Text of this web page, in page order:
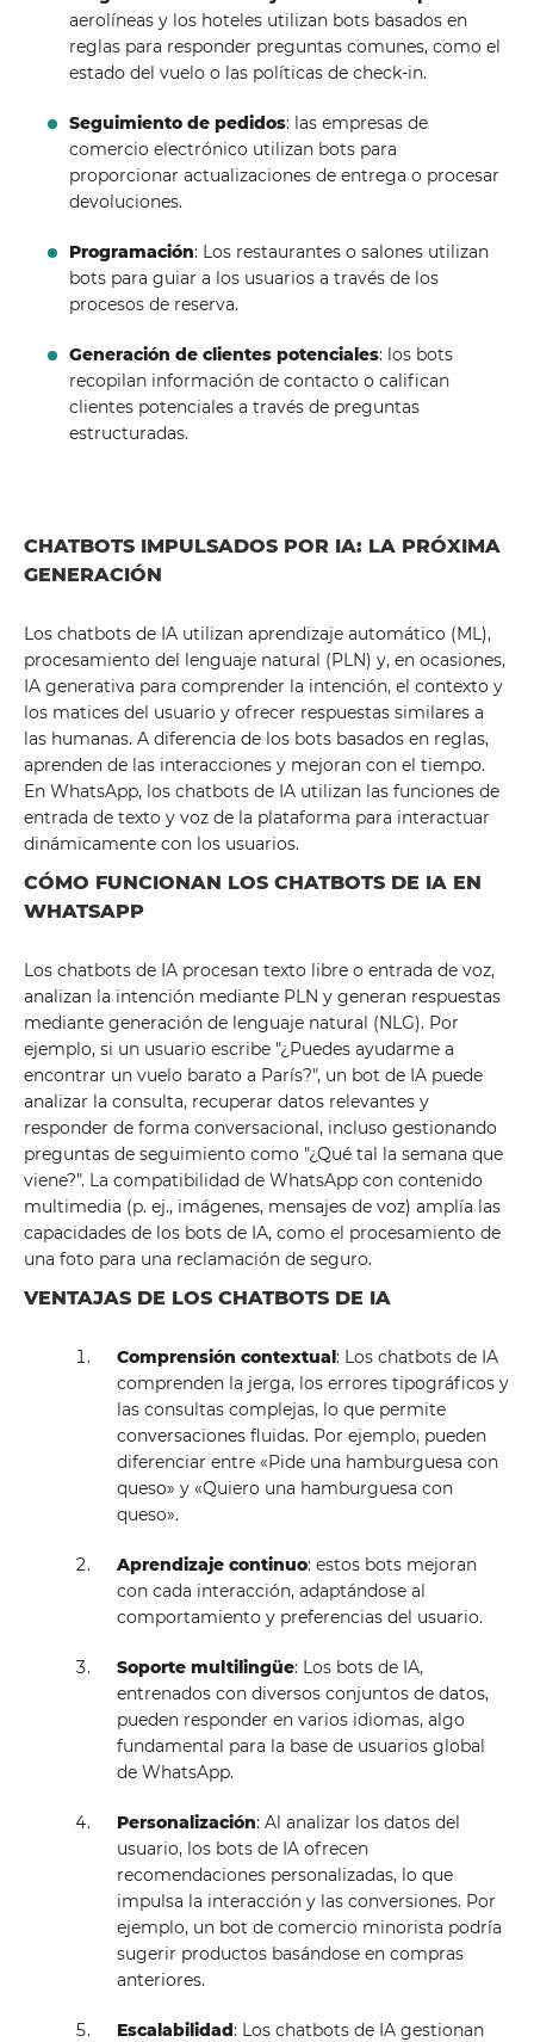
aerolíneas y los hoteles utilizan bots basados ​​en
reglas para responder preguntas comunes, como el
estado del vuelo o las políticas de check-in.
Seguimiento de pedidos: las empresas de
comercio electrónico utilizan bots para
proporcionar actualizaciones de entrega o procesar
devoluciones.
Programación: Los restaurantes o salones utilizan
bots para guiar a los usuarios a través de los
procesos de reserva.
Generación de clientes potenciales: los bots
recopilan información de contacto o califican
clientes potenciales a través de preguntas
estructuradas.
CHATBOTS IMPULSADOS ​​POR IA: LA PRÓXIMA
GENERACIÓN
Los chatbots de IA utilizan aprendizaje automático (ML),
procesamiento del lenguaje natural (PLN) y, en ocasiones,
IA generativa para comprender la intención, el contexto y
los matices del usuario y ofrecer respuestas similares a
las humanas. A diferencia de los bots basados ​​en reglas,
aprenden de las interacciones y mejoran con el tiempo.
En WhatsApp, los chatbots de IA utilizan las funciones de
entrada de texto y voz de la plataforma para interactuar
dinámicamente con los usuarios.
CÓMO FUNCIONAN LOS CHATBOTS DE IA EN
WHATSAPP
Los chatbots de IA procesan texto libre o entrada de voz,
analizan la intención mediante PLN y generan respuestas
mediante generación de lenguaje natural (NLG). Por
ejemplo, si un usuario escribe "¿Puedes ayudarme a
encontrar un vuelo barato a París?", un bot de IA puede
analizar la consulta, recuperar datos relevantes y
responder de forma conversacional, incluso gestionando
preguntas de seguimiento como "¿Qué tal la semana que
viene?". La compatibilidad de WhatsApp con contenido
multimedia (p. ej., imágenes, mensajes de voz) amplía las
capacidades de los bots de IA, como el procesamiento de
una foto para una reclamación de seguro.
VENTAJAS DE LOS CHATBOTS DE IA
Comprensión contextual: Los chatbots de IA
comprenden la jerga, los errores tipográficos y
las consultas complejas, lo que permite
conversaciones fluidas. Por ejemplo, pueden
diferenciar entre «Pide una hamburguesa con
queso» y «Quiero una hamburguesa con
queso».
Aprendizaje continuo: estos bots mejoran
con cada interacción, adaptándose al
comportamiento y preferencias del usuario.
Soporte multilingüe: Los bots de IA,
entrenados con diversos conjuntos de datos,
pueden responder en varios idiomas, algo
fundamental para la base de usuarios global
de WhatsApp.
Personalización: Al analizar los datos del
usuario, los bots de IA ofrecen
recomendaciones personalizadas, lo que
impulsa la interacción y las conversiones. Por
ejemplo, un bot de comercio minorista podría
sugerir productos basándose en compras
anteriores.
Escalabilidad: Los chatbots de IA gestionan